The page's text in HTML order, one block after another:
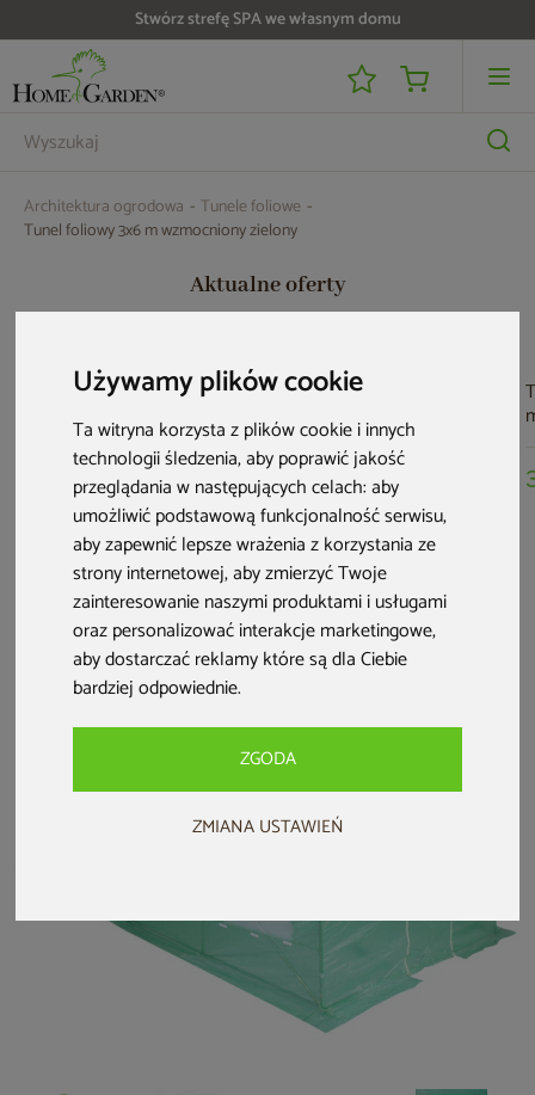
Używamy plików cookie
Ta witryna korzysta z plików cookie i innych
technologii śledzenia, aby poprawić jakość
przeglądania w następujących celach:aby
umożliwić podstawową funkcjonalność serwisu,
aby zapewnić lepsze wrażenia z korzystania ze
strony internetowej,aby zmierzyć Twoje
zainteresowanie naszymi produktami i usługami
oraz personalizować interakcje marketingowe,
aby dostarczać reklamy które są dla Ciebie
bardziej odpowiednie.
ZGODA
ZMIANA USTAWIEŃ
Do 25 000 zł zwrotu na kartę i raty RRSO 0%
Architektura ogrodowa
Tunele foliowe
Tunel foliowy 3x6 m wzmocniony zielony
Aktualne oferty
Tunel foliowy 2x3
m wzmocniony
zielony
299 zł
Tunel foliowy 2,5x4
m wzmocniony
zielony
359 zł
Tunel foliowy 2x3
m wzmocniony
biały
299 zł